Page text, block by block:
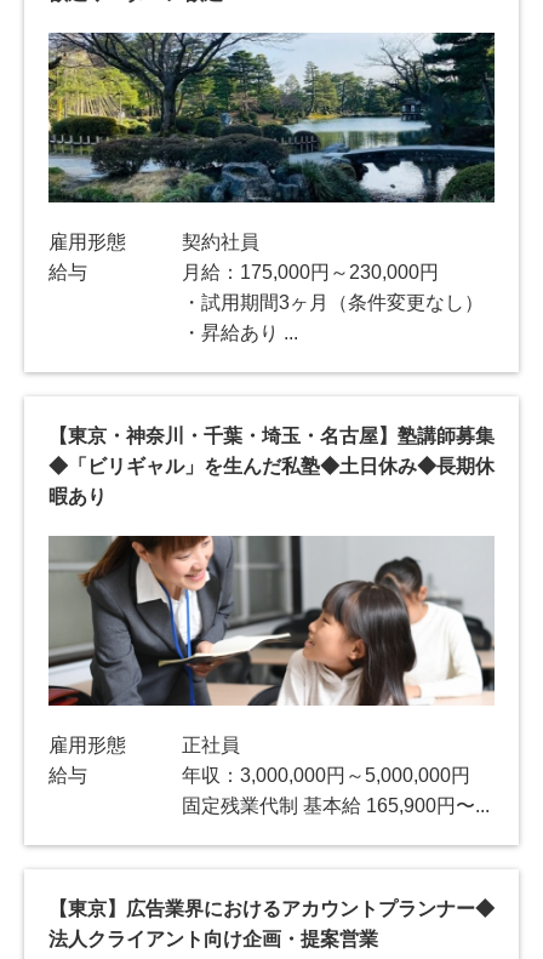
雇用形態
契約社員
給与
月給：175,000円～230,000円
・試用期間3ヶ月（条件変更なし）
・昇給あり ...
【東京・神奈川・千葉・埼玉・名古屋】塾講師募集
◆「ビリギャル」を生んだ私塾◆土日休み◆長期休
暇あり
雇用形態
正社員
給与
年収：3,000,000円～5,000,000円
固定残業代制 基本給 165,900円〜...
【東京】広告業界におけるアカウントプランナー◆
法人クライアント向け企画・提案営業